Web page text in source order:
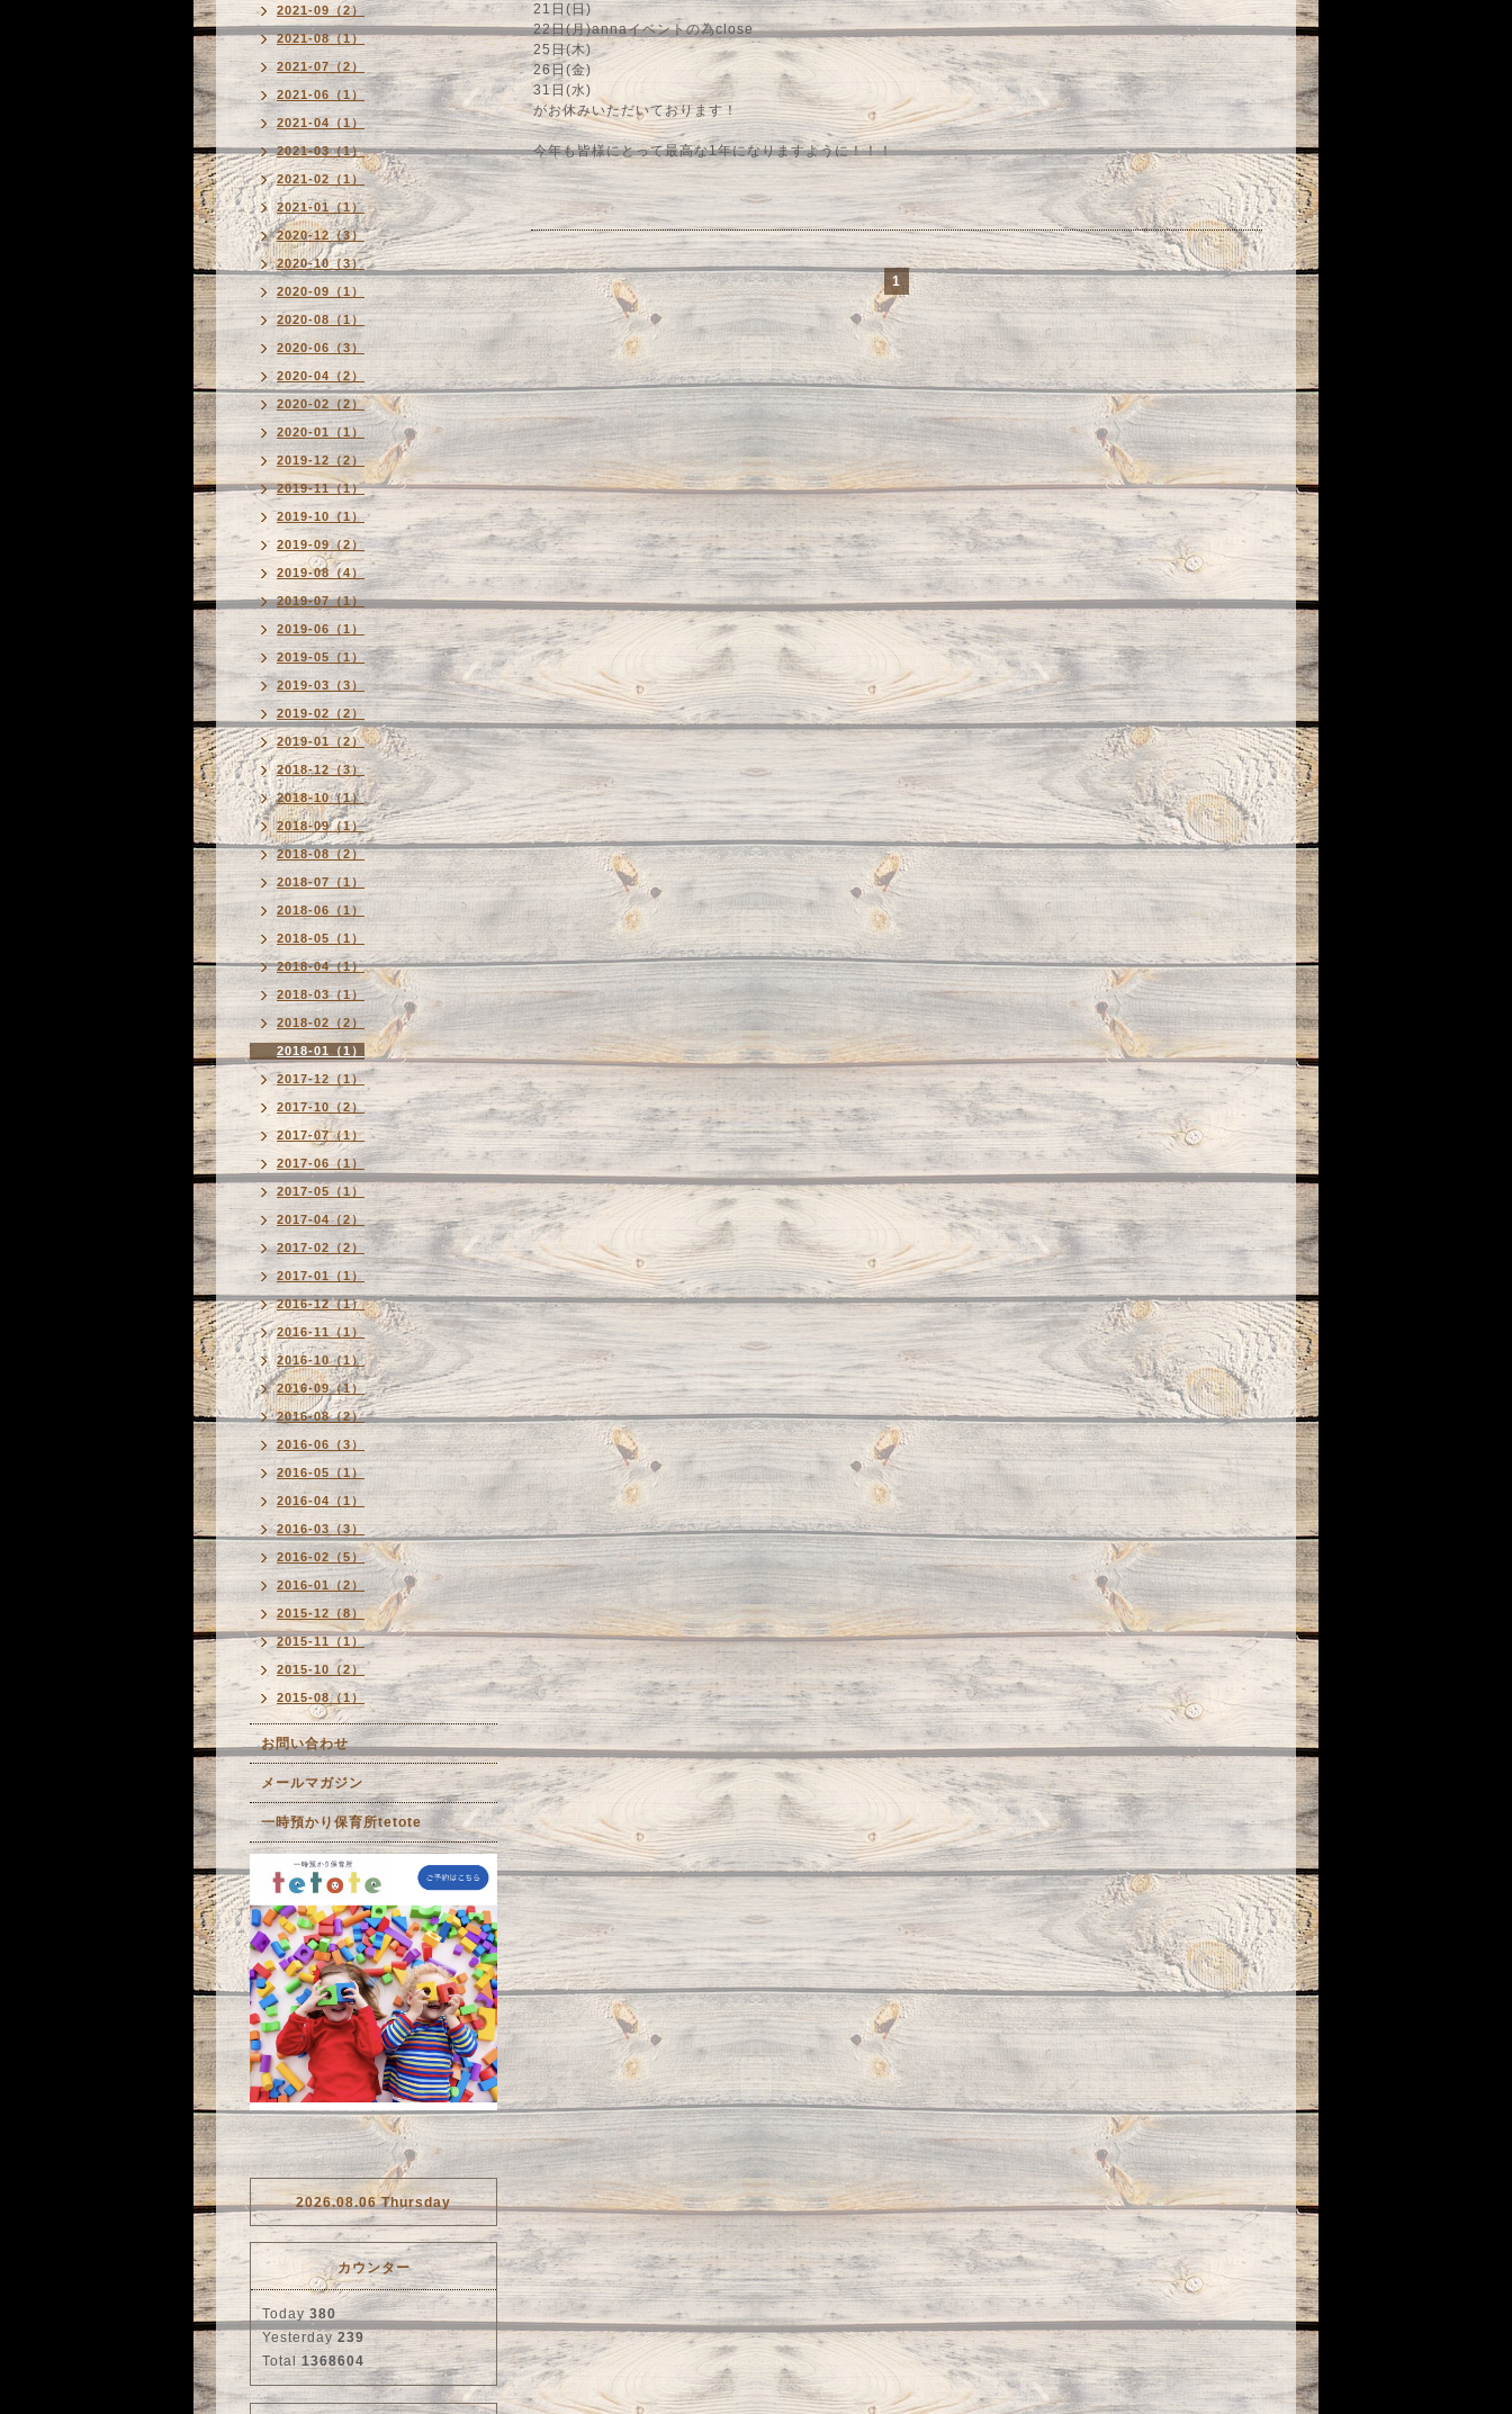
21日(日)
22日(月)annaイベントの為close
25日(木)
26日(金)
31日(水)
がお休みいただいております！
今年も皆様にとって最高な1年になりますように！！！
1
2021-09（2）
2021-08（1）
2021-07（2）
2021-06（1）
2021-04（1）
2021-03（1）
2021-02（1）
2021-01（1）
2020-12（3）
2020-10（3）
2020-09（1）
2020-08（1）
2020-06（3）
2020-04（2）
2020-02（2）
2020-01（1）
2019-12（2）
2019-11（1）
2019-10（1）
2019-09（2）
2019-08（4）
2019-07（1）
2019-06（1）
2019-05（1）
2019-03（3）
2019-02（2）
2019-01（2）
2018-12（3）
2018-10（1）
2018-09（1）
2018-08（2）
2018-07（1）
2018-06（1）
2018-05（1）
2018-04（1）
2018-03（1）
2018-02（2）
2018-01（1）
2017-12（1）
2017-10（2）
2017-07（1）
2017-06（1）
2017-05（1）
2017-04（2）
2017-02（2）
2017-01（1）
2016-12（1）
2016-11（1）
2016-10（1）
2016-09（1）
2016-08（2）
2016-06（3）
2016-05（1）
2016-04（1）
2016-03（3）
2016-02（5）
2016-01（2）
2015-12（8）
2015-11（1）
2015-10（2）
2015-08（1）
お問い合わせ
メールマガジン
一時預かり保育所tetote
2026.08.06 Thursday
カウンター
Today 380
Yesterday 239
Total1368604